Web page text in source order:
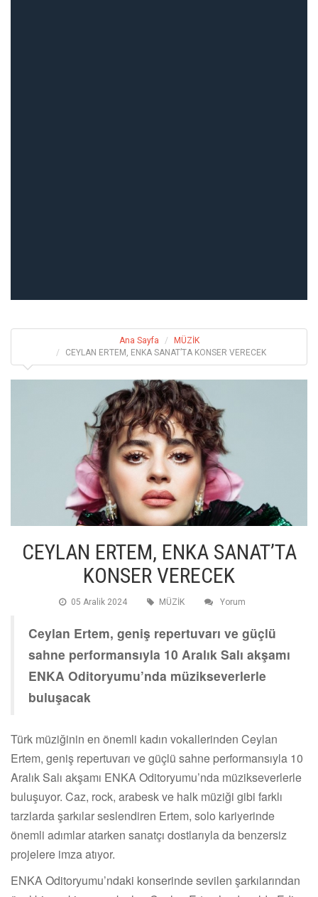
Ana Sayfa
MÜZİK
CEYLAN ERTEM, ENKA SANAT’TA KONSER VERECEK
CEYLAN ERTEM, ENKA SANAT’TA
KONSER VERECEK
05 Aralik 2024 MÜZİK Yorum
Ceylan Ertem, geniş repertuvarı ve güçlü
sahne performansıyla 10 Aralık Salı akşamı
ENKA Oditoryumu’nda müzikseverlerle
buluşacak
Türk müziğinin en önemli kadın vokallerinden Ceylan
Ertem, geniş repertuvarı ve güçlü sahne performansıyla 10
Aralık Salı akşamı ENKA Oditoryumu’nda müzikseverlerle
buluşuyor. Caz, rock, arabesk ve halk müziği gibi farklı
tarzlarda şarkılar seslendiren Ertem, solo kariyerinde
önemli adımlar atarken sanatçı dostlarıyla da benzersiz
projelere imza atıyor.
ENKA Oditoryumu’ndaki konserinde sevilen şarkılarından